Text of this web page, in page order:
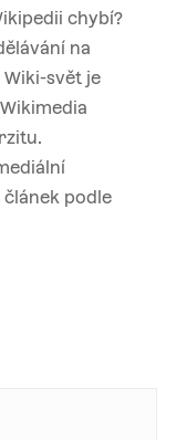
chybí?
na
svět je
podle